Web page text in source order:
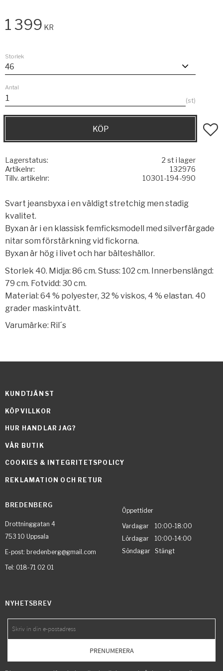
1 399 KR
Storlek
Antal
st
KÖP
Lagerstatus
2 st i lager
Artikelnr
132976
Tillv. artikelnr
10301-194-990
Svart jeansbyxa i en väldigt stretchig men stadig
kvalitet.
Byxan är i en klassisk femficksmodell med silverfärgade
nitar som förstärkning vid fickorna.
Byxan är hög i livet och har bälteshällor.
Storlek 40. Midja: 86 cm. Stuss: 102 cm. Innerbenslängd:
79 cm. Fotvidd: 30 cm.
Material: 64 % polyester, 32 % viskos, 4 % elastan. 40
grader maskintvätt.
Varumärke: Ril´s
KUNDTJÄNST
KÖPVILLKOR
HUR HANDLAR JAG?
VÅR BUTIK
COOKIES & INTEGRITETSPOLICY
REKLAMATION OCH RETUR
BREDENBERG
Drottninggatan 4
753 10 Uppsala
E-post: bredenberg@gmail.com
Tel: 018-71 02 01
Öppettider
Vardagar 10:00-18:00
Lördagar 10:00-14:00
Söndagar Stängt
NYHETSBREV
PRENUMERERA